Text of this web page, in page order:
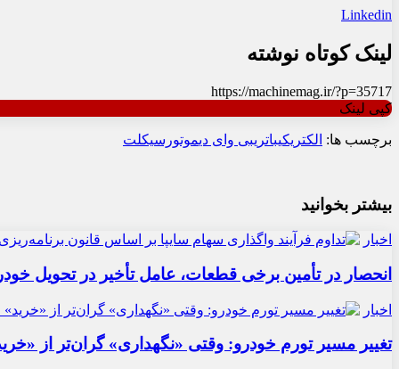
Linkedin
لینک کوتاه نوشته
https://machinemag.ir/?p=35717
کپی لینک
برچسب ها: الکتریکیباتریبی وای دیموتورسیکلت
بیشتر بخوانید
اخبار
انحصار در تأمین برخی قطعات، عامل تأخیر در تحویل
اخبار
تغییر مسیر تورم خودرو: وقتی «نگهداری» گران‌تر از